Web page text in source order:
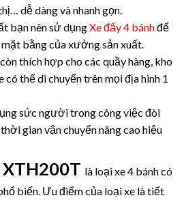
dễ dàng và nhanh gọn.
bạn nên sử dụngXe đẩy 4 bánhđể
bằng của xưởng sản xuất.
thích hợp cho các quầy hàng, kho
thể di chuyển trên mọi địa hình 1
sức người trong công việc đòi
gian vận chuyển nâng cao hiệu
là loại xe 4 bánh có
biến. Ưu điểm của loại xe là tiết